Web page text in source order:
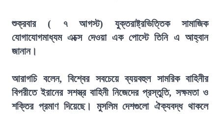
শুক্রবার ( ৭ আগস্ট) যুক্তরাষ্ট্রভিত্তিক সামাজিক
যোগাযোগমাধ্যম এক্সে দেওয়া এক পোস্টে তিনি এ আহ্বান
জানান।
আরাগচি বলেন, বিশ্বের সবচেয়ে ব্যয়বহুল সামরিক বাহিনীর
বিপরীতে ইরানের সশস্ত্র বাহিনী নিজেদের প্রস্তুতি, সক্ষমতা ও
শক্তির প্রমাণ দিয়েছে। মুসলিম দেশগুলো ঐক্যবদ্ধ থাকলে